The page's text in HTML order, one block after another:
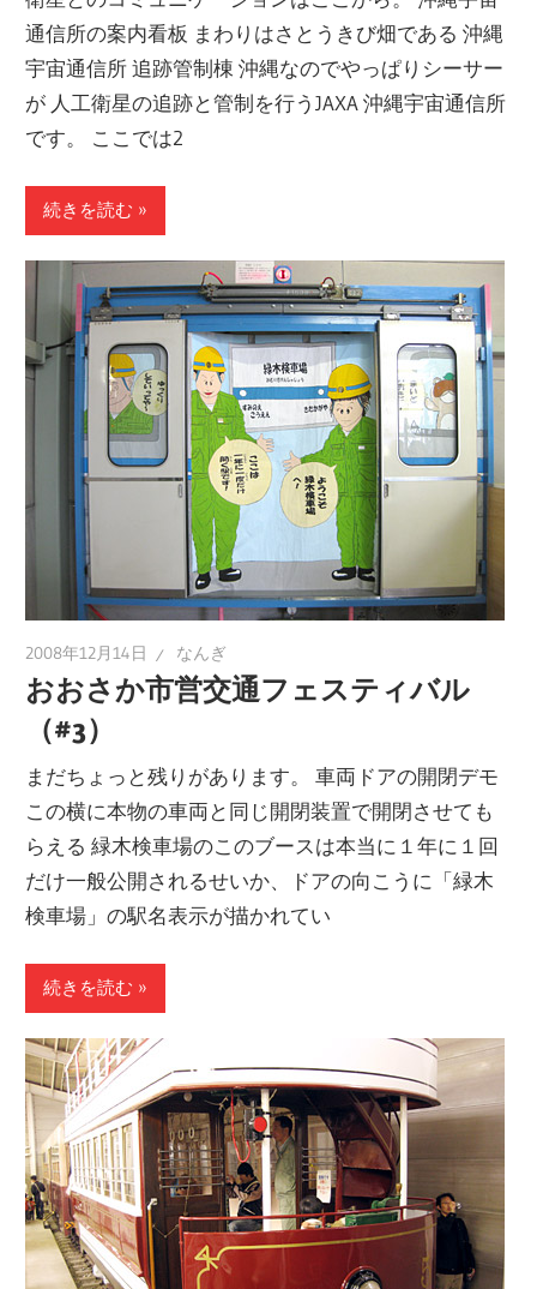
通信所の案内看板 まわりはさとうきび畑である 沖縄
宇宙通信所 追跡管制棟 沖縄なのでやっぱりシーサー
が 人工衛星の追跡と管制を行うJAXA 沖縄宇宙通信所
です。 ここでは2
続きを読む
2008年12月14日 なんぎ
おおさか市営交通フェスティバル
（#3）
まだちょっと残りがあります。 車両ドアの開閉デモ
この横に本物の車両と同じ開閉装置で開閉させても
らえる 緑木検車場のこのブースは本当に１年に１回
だけ一般公開されるせいか、ドアの向こうに「緑木
検車場」の駅名表示が描かれてい
続きを読む